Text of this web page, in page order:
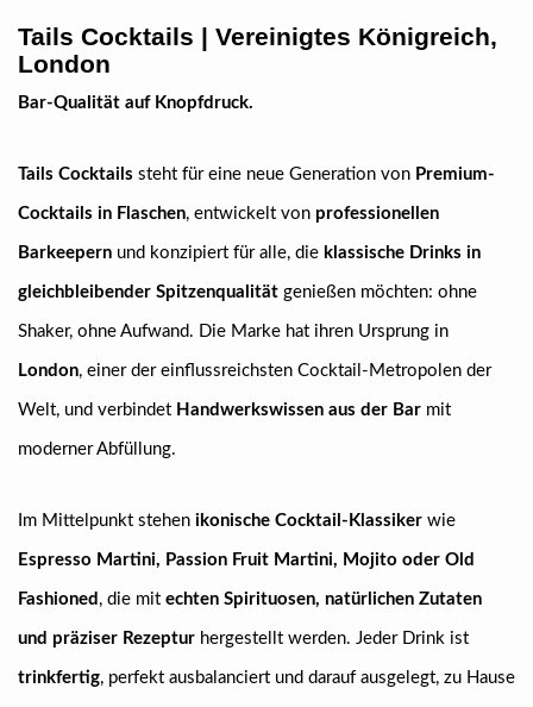
Tails Cocktails | Vereinigtes Königreich,
London
Bar-Qualität auf Knopfdruck.
Tails Cocktails steht für eine neue Generation von Premium-
Cocktails in Flaschen, entwickelt von professionellen
Barkeepern und konzipiert für alle, die klassische Drinks in
gleichbleibender Spitzenqualität genießen möchten: ohne
Shaker, ohne Aufwand. Die Marke hat ihren Ursprung in
London, einer der einflussreichsten Cocktail-Metropolen der
Welt, und verbindet Handwerkswissen aus der Bar mit
moderner Abfüllung.
Im Mittelpunkt stehen ikonische Cocktail-Klassiker wie
Espresso Martini, Passion Fruit Martini, Mojito oder Old
Fashioned , die mit echten Spirituosen, natürlichen Zutaten
und präziser Rezeptur hergestellt werden. Jeder Drink ist
trinkfertig, perfekt ausbalanciert und darauf ausgelegt, zu Hause